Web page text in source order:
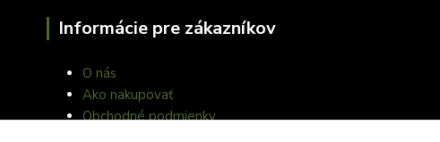
Informácie pre zákazníkov
O nás
Ako nakupovať
Obchodné podmienky